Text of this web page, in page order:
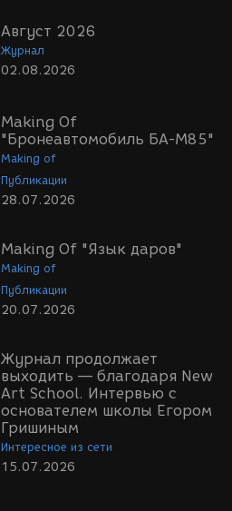
Август 2026
Журнал
02.08.2026
Making Of
"Бронеавтомобиль БА-М85"
Making of
Публикации
28.07.2026
Making Of "Язык даров"
Making of
Публикации
20.07.2026
Журнал продолжает
выходить — благодаря New
Art School. Интервью с
основателем школы Егором
Гришиным
Интересное из сети
15.07.2026